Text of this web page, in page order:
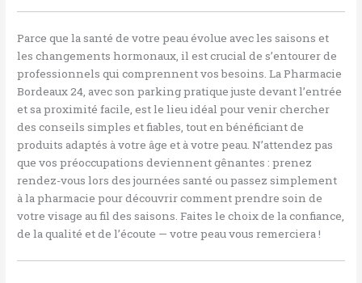
Parce que la santé de votre peau évolue avec les saisons et
les changements hormonaux, il est crucial de s’entourer de
professionnels qui comprennent vos besoins. La Pharmacie
Bordeaux 24, avec son parking pratique juste devant l’entrée
et sa proximité facile, est le lieu idéal pour venir chercher
des conseils simples et fiables, tout en bénéficiant de
produits adaptés à votre âge et à votre peau. N’attendez pas
que vos préoccupations deviennent gênantes : prenez
rendez-vous lors des journées santé ou passez simplement
à la pharmacie pour découvrir comment prendre soin de
votre visage au fil des saisons. Faites le choix de la confiance,
de la qualité et de l’écoute — votre peau vous remerciera !